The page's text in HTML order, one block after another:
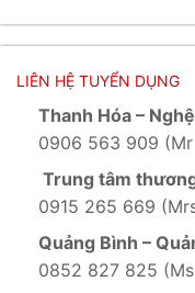
LIÊN HỆ TUYỂN DỤNG
Thanh Hóa –
0906 563 909 (Mr
Trung tâm
0915 265 669
Quảng Bình –
0852 827 825